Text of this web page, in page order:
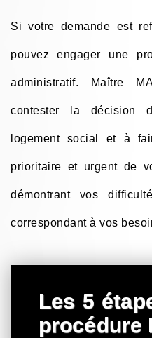
Si votre demande est
pouvez engager une
administratif. Maître
contester la décision
logement social et à
prioritaire et urgent de
démontrant vos
correspondant à vos
Les 5
procédure